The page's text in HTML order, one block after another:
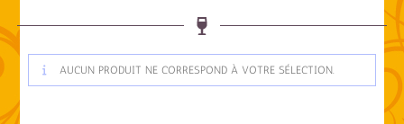
AUCUN PRODUIT NE CORRESPOND À VOTRE SÉLECTION.